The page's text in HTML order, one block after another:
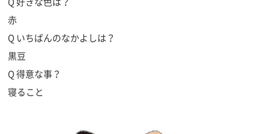
Q 好きな色は？
赤
Q いちばんのなかよしは？
黒豆
Q 得意な事？
寝ること